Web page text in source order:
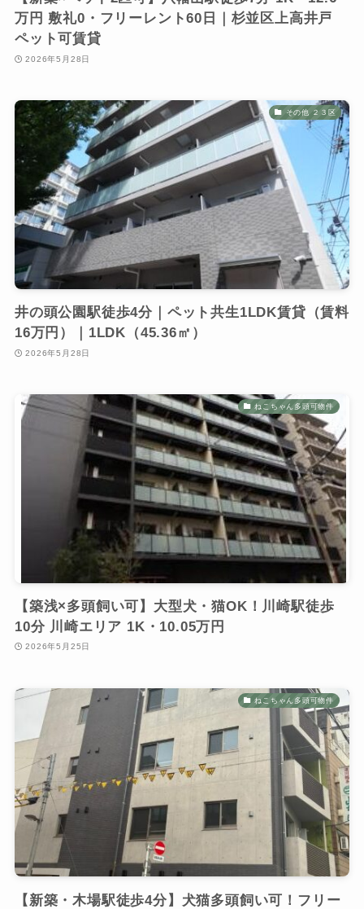
万円 敷礼0・フリーレント60日｜杉並区上高井戸
ペット可賃貸
2026年5月28日
その他 ２３区
井の頭公園駅徒歩4分｜ペット共生1LDK賃貸（賃料
16万円）｜1LDK（45.36㎡）
2026年5月28日
ねこちゃん多頭可物件
【築浅×多頭飼い可】大型犬・猫OK！川崎駅徒歩
10分 川崎エリア 1K・10.05万円
2026年5月25日
ねこちゃん多頭可物件
【新築・木場駅徒歩4分】犬猫多頭飼い可！フリー